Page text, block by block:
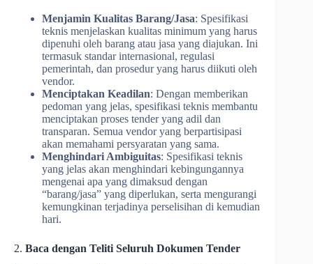
Menjamin Kualitas Barang/Jasa: Spesifikasi
teknis menjelaskan kualitas minimum yang harus
dipenuhi oleh barang atau jasa yang diajukan. Ini
termasuk standar internasional, regulasi
pemerintah, dan prosedur yang harus diikuti oleh
vendor.
Menciptakan Keadilan: Dengan memberikan
pedoman yang jelas, spesifikasi teknis membantu
menciptakan proses tender yang adil dan
transparan. Semua vendor yang berpartisipasi
akan memahami persyaratan yang sama.
Menghindari Ambiguitas: Spesifikasi teknis
yang jelas akan menghindari kebingungannya
mengenai apa yang dimaksud dengan
“barang/jasa” yang diperlukan, serta mengurangi
kemungkinan terjadinya perselisihan di kemudian
hari.
2. Baca dengan Teliti Seluruh Dokumen Tender